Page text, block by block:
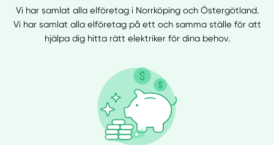
Vi har samlat alla elföretag i Norrköping och Östergötland.
Vi har samlat alla elföretag på ett och samma ställe för att
hjälpa dig hitta rätt elektriker för dina behov.